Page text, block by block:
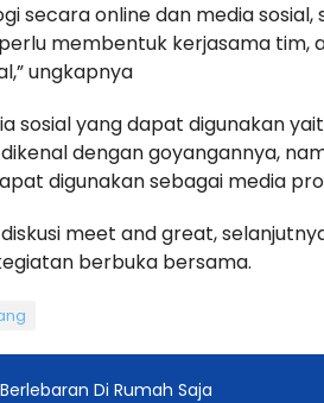
secara online dan media sosial,
membentuk kerjasama tim,
ungkapnya
sosial yang dapat digunakan
dengan goyangannya,
digunakan sebagai media
meet and great,
berbuka bersama.
Di Rumah Saja